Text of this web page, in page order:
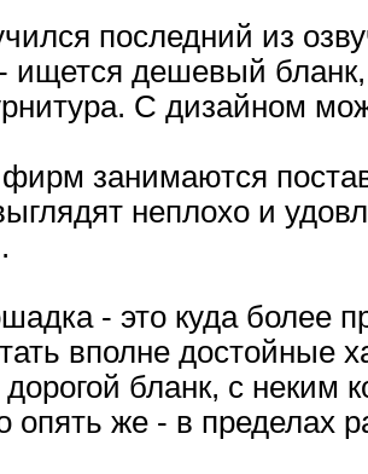
последний из
ищется дешевый
С дизайном
занимаются
неплохо и
- это куда более
вполне достойные
дорогой бланк, с
опять же - в пределах